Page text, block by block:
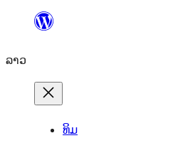
ທີ່
ເນື້ອຫາ
ລາວ
ທິມ